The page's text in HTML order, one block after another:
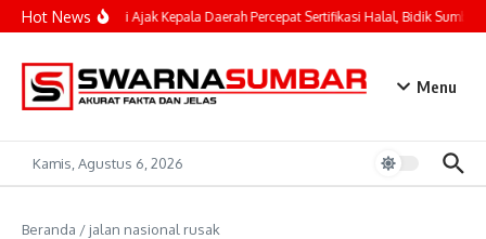
Lewati ke konten
Hot NewsMahyeldi Ajak Kepala Daerah Percepat Sertifikasi Halal, Bidik Sumbar
Menu
Kamis, Agustus 6, 2026
Beranda / jalan nasional rusak